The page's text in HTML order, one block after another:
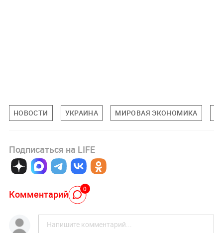
НОВОСТИ УКРАИНА МИРОВАЯ ЭКОНОМИКА
Подписаться на LIFE
Комментарий 0